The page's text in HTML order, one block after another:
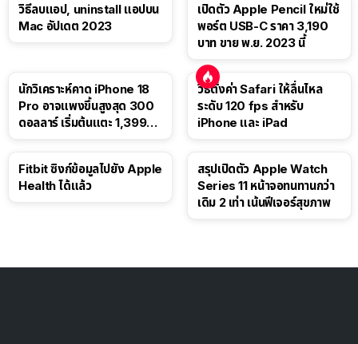
วิธีลบแอป, uninstall แอปบน
Mac อัปเดต 2023
เปิดตัว Apple Pencil ใหม่ใช้
พอร์ต USB-C ราคา 3,190
บาท ขาย พ.ย. 2023 นี้
นักวิเคราะห์คาด iPhone 18
Pro อาจแพงขึ้นสูงสุด 300
ดอลลาร์ เริ่มต้นแตะ 1,399
วิธีตั้งค่า Safari ให้ลื่นไหล
ระดับ 120 fps สำหรับ
iPhone และ iPad
Fitbit ซิงก์ข้อมูลไปยัง Apple
Health ได้แล้ว
สรุปเปิดตัว Apple Watch
Series 11 หน้าจอทนทานกว่า
เดิม 2 เท่า เน้นฟีเจอร์สุขภาพ